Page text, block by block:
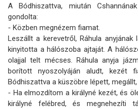
A Bódhiszattva, miután
gondolta:
- Közben megnézem fiamat.
Leszállt a kerevetről, Ráhula anyjának
kinyitotta a hálószoba ajtaját. A
olajjal telt mécses. Ráhula anyja
borított nyoszolyáján aludt, kezét
Bódhiszattva a küszöbre lépett,
- Ha elmozdítom a királyné kezét, és
királyné felébred, és megnehezíti